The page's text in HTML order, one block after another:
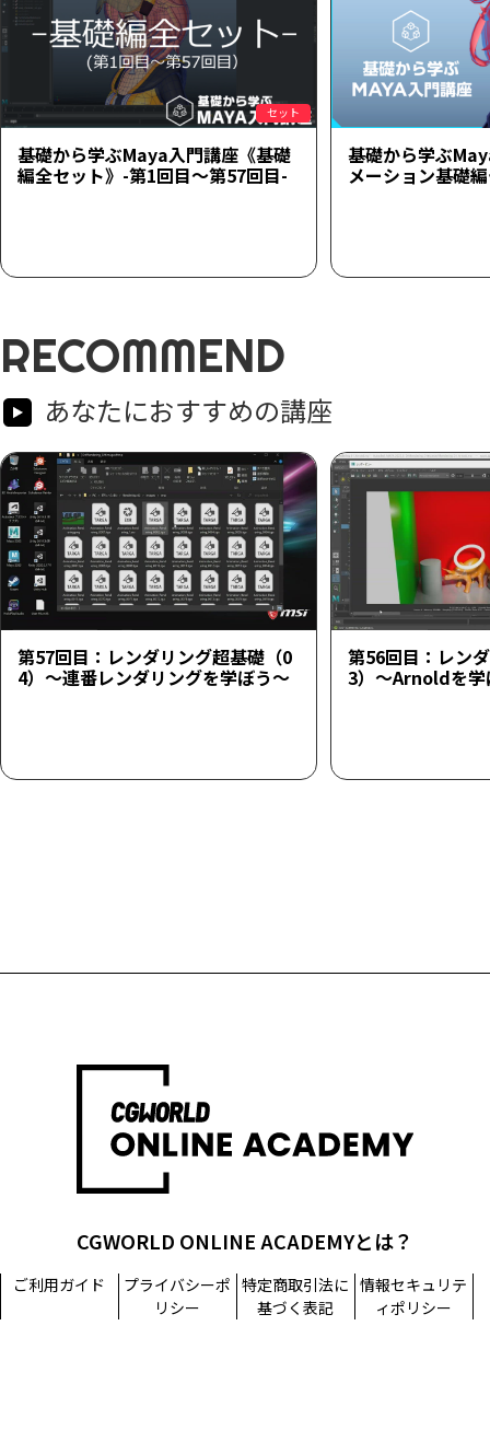
セット
基礎から学ぶMaya入門講座《基礎
編全セット》-第1回目～第57回目-
基礎から学ぶ
メーション基礎
RECOMMEND
あなたにおすすめの講座
第57回目：レンダリング超基礎（0
4）～連番レンダリングを学ぼう～
第56回目：レン
3）～Arnoldを学
CGWORLD ONLINE ACADEMYとは？
ご利用ガイド
プライバシーポ
リシー
特定商取引法に
基づく表記
情報セキュリテ
ィポリシー